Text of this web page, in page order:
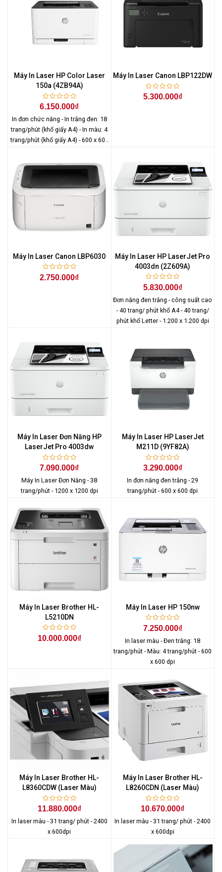
Máy In Laser HP Color Laser
150a (4ZB94A)
6.150.000₫
In đơn chức năng - In trắng đen: 18
trang/phút (khổ giấy A4) - In màu: 4
trang/phút (khổ giấy A4) - 600 x 600
Máy In Laser Canon LBP122DW
5.300.000₫
Máy In Laser Canon LBP6030
2.750.000₫
Máy In Laser HP LaserJet Pro
4003dn (2Z609A)
5.830.000₫
Đơn năng đen trắng - công suất cao
- 40 trang/ phút khổ A4 - 40 trang/
phút khổ Letter - 1.200 x 1.200 dpi
Máy In Laser Đơn Năng HP
LaserJet Pro 4003dw
7.090.000₫
Máy In Laser Đơn Năng - 38
trang/phút - 1200 x 1200 dpi
Máy In Laser HP LaserJet
M211D (9YF82A)
3.290.000₫
In đơn năng đen trắng - 29
trang/phút - 600 x 600 dpi
Máy In Laser Brother HL-
L5210DN
10.000.000₫
Máy In Laser HP 150nw
7.250.000₫
In laser màu - Đen trắng: 18
trang/phút - Màu: 4 trang/phút - 600
x 600 dpi
Máy In Laser Brother HL-
L8360CDW (Laser Màu)
11.880.000₫
In laser màu - 31 trang/ phút - 2400
x 600dpi
Máy In Laser Brother HL-
L8260CDN (Laser Màu)
10.670.000₫
In laser màu - 31 trang/ phút - 2400
x 600dpi